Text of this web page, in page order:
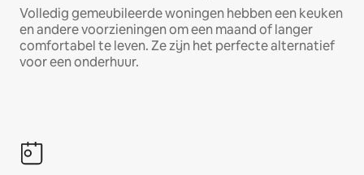
Volledig gemeubileerde woningen hebben een keuken
en andere voorzieningen om een maand of langer
comfortabel te leven. Ze zijn het perfecte alternatief
voor een onderhuur.